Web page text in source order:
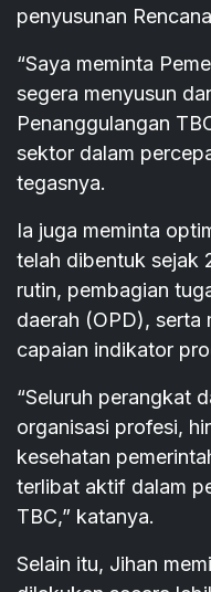
penyusunan
“Saya meminta
segera menyusun
Penanggulangan
sektor dalam
tegasnya.
Ia juga meminta
telah dibentuk sejak
rutin, pembagian
daerah (OPD), serta
capaian indikator
“Seluruh perangkat
organisasi profesi,
kesehatan
terlibat aktif dalam
TBC,” katanya.
Selain itu, Jihan